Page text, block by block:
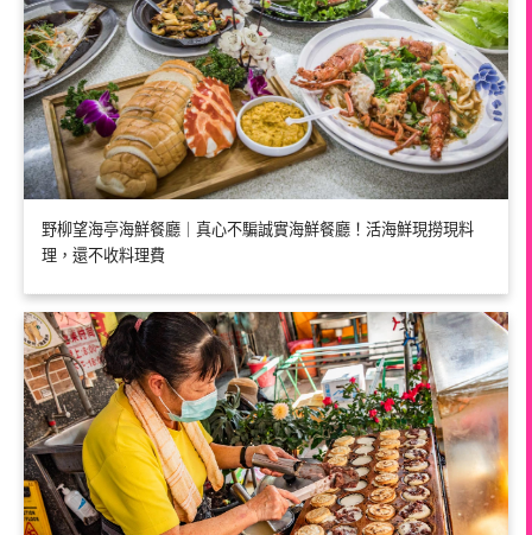
野柳望海亭海鮮餐廳｜真心不騙誠實海鮮餐廳！活海鮮現撈現料
理，還不收料理費